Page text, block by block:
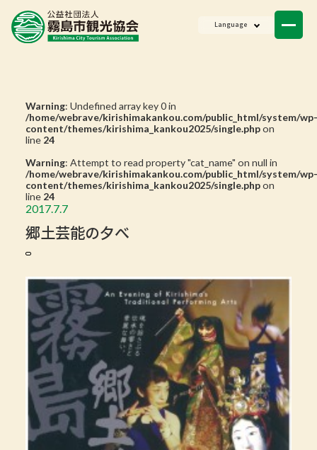
Language
Warning: Undefined array key 0 in
/home/webrave/kirishimakankou.com/public_html/system/wp-
content/themes/kirishima_kankou2025/single.phpon
line 24
Warning: Attempt to read property "cat_name" on null in
/home/webrave/kirishimakankou.com/public_html/system/wp-
content/themes/kirishima_kankou2025/single.phpon
line 24
2017.7.7
郷土芸能の夕べ